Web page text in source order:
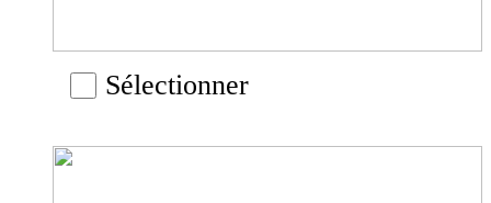
Sélectionner